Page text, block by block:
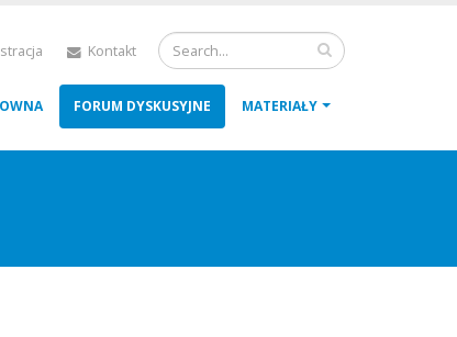
Kontakt
FORUM DYSKUSYJNE MATERIAŁY